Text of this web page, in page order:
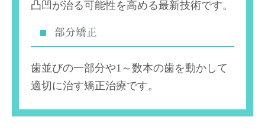
凸凹が治る可能性を高める最新技術です。
部分矯正
歯並びの一部分や1～数本の歯を動かして
適切に治す矯正治療です。